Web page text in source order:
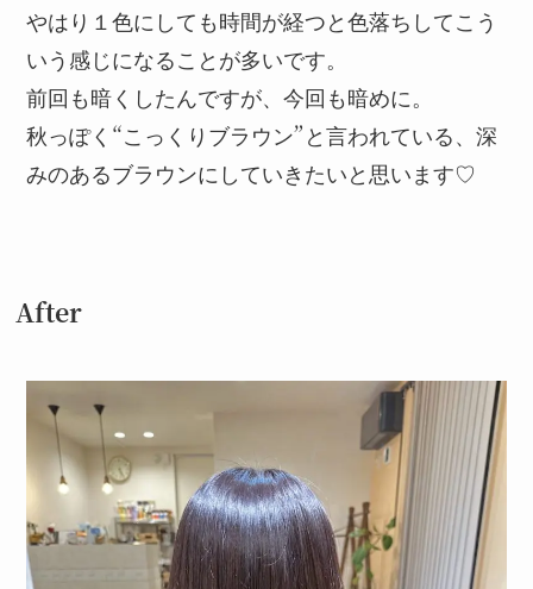
やはり１色にしても時間が経つと色落ちしてこう
いう感じになることが多いです。
前回も暗くしたんですが、今回も暗めに。
秋っぽく“こっくりブラウン”と言われている、深
みのあるブラウンにしていきたいと思います♡
After